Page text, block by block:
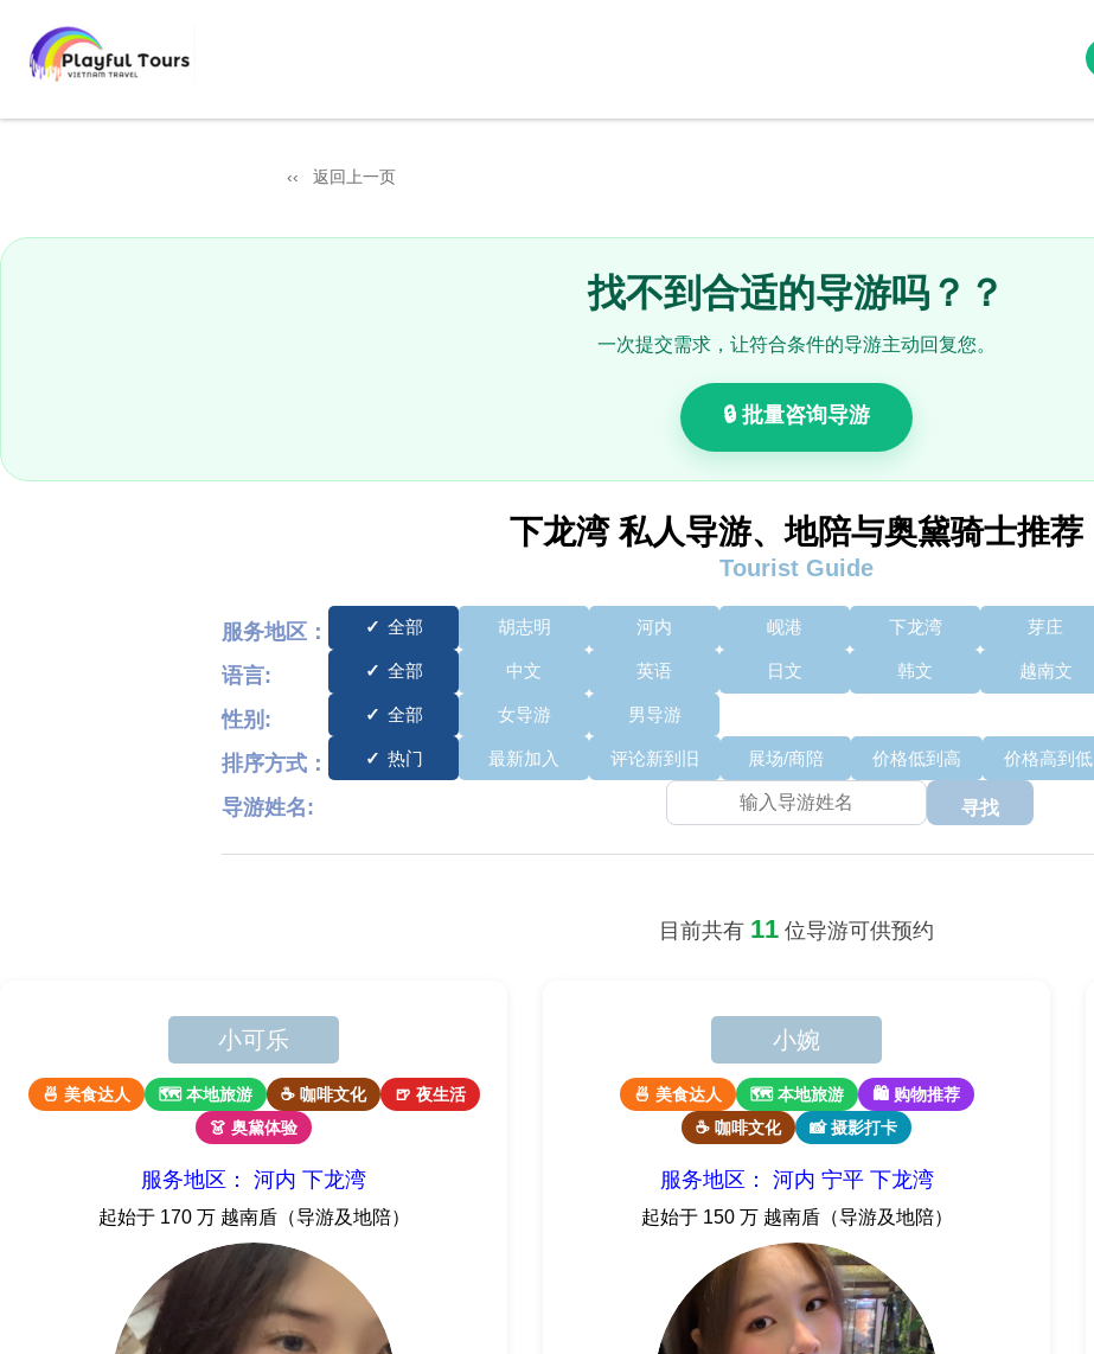
返回上一页
找不到合适的导游吗？？
一次提交需求，让符合条件的导游主动回复您。
🔒 批量咨询导游
下龙湾 私人导游、地陪与奥黛骑士推荐
Tourist Guide
服务地区： 全部 胡志明 河内 岘港 下龙湾 芽庄
语言: 全部 中文 英语 日文 韩文 越南文
性别: 全部 女导游 男导游
排序方式： 热门 最新加入 评论新到旧 展场/商陪 价格低到高 价格高到低
导游姓名: 寻找
目前共有 11 位导游可供预约
小可乐
🍜 美食达人 🗺 本地旅游 ☕ 咖啡文化
🍺 夜生活
👗 奥黛体验
服务地区： 河内 下龙湾
起始于 170 万 越南盾（导游及地陪）
小婉
🍜 美食达人 🗺 本地旅游
🛍 购物推荐
☕ 咖啡文化
📸 摄影打卡
服务地区： 河内 宁平 下龙湾
起始于 150 万 越南盾（导游及地陪）